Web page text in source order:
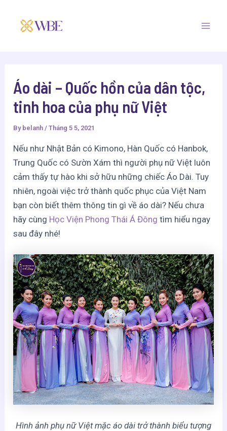
content
Áo dài – Quốc hồn của dân tộc,
tinh hoa của phụ nữ Việt
By belanh/Tháng 5 5, 2021
Nếu như Nhật Bản có Kimono, Hàn Quốc có Hanbok,
Trung Quốc có Sườn Xám thì người phụ nữ Việt luôn
cảm thấy tự hào khi sở hữu những chiếc Áo Dài. Tuy
nhiên, ngoài việc trở thành quốc phục của Việt Nam
bạn còn biết thêm thông tin gì về áo dài? Nếu chưa
hãy cùng Học Viện Phong Thái Á Đông tìm hiểu ngay
sau đây nhé!
Hình ảnh phụ nữ Việt mặc áo dài trở thành biểu tượng
navigation